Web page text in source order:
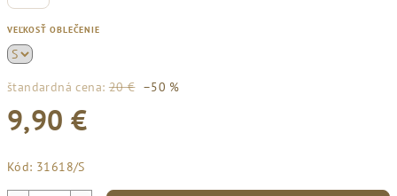
VEĽKOSŤ OBLEČENIE
štandardná cena: 20 € –50 %
9,90 €
cena:
Kód: 31618/S